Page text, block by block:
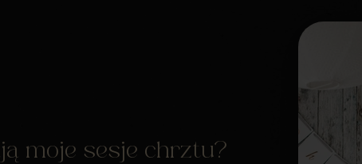
moje sesje chrztu?